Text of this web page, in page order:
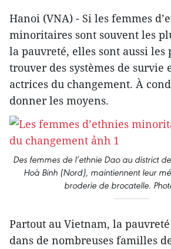
Hanoi (VNA) - Si les femmes
minoritaires sont souvent les
la pauvreté, elles sont aussi les
trouver des systèmes de survie
actrices du changement. À
donner les moyens.
Des femmes de l’ethnie Dao au district
Hoà Binh (Nord), maintiennent leur
broderie de brocatelle.
Partout au Vietnam, la
dans de nombreuses familles